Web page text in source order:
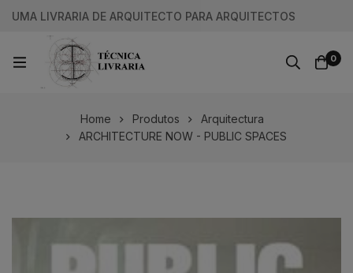
UMA LIVRARIA DE ARQUITECTO PARA ARQUITECTOS
0
Home Produtos
Arquitectura
ARCHITECTURE NOW - PUBLIC SPACES